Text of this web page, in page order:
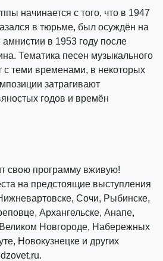
начинается с того, что в 1947
в тюрьме, был осуждён на
в 1953 году после
Тематика песен музыкального
с теми временами, в некоторых
затрагивают
годов и времён
свою программу вживую!
на предстоящие выступления
Сочи, Рыбинске,
Архангельске, Анапе,
Новгороде, Набережных
Новокузнецке и других